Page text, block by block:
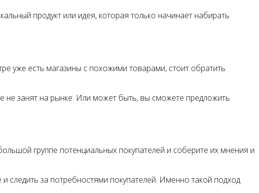
продукт или идея, которая только начинает набирать
уже есть магазины с похожими товарами, стоит обратить
не занят на рынке. Или может быть, вы сможете предложить
группе потенциальных покупателей и соберите их мнения и
следить за потребностями покупателей. Именно такой подход